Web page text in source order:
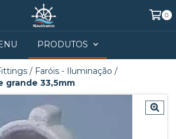
0
PRODUTOS
/ Faróis - Iluminação /
grande 33,5mm